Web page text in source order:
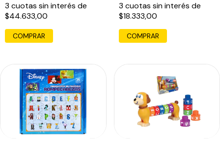
3 cuotas sin interés de
$44.633,00
3 cuotas sin interés de
$18.333,00